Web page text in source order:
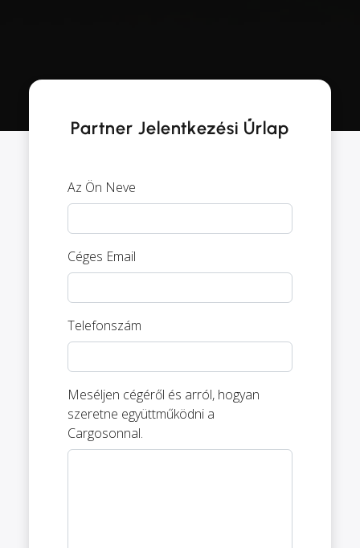
Partner Jelentkezési Űrlap
Az Ön Neve
Céges Email
Telefonszám
Meséljen cégéről és arról, hogyan
szeretne együttműködni a
Cargosonnal.